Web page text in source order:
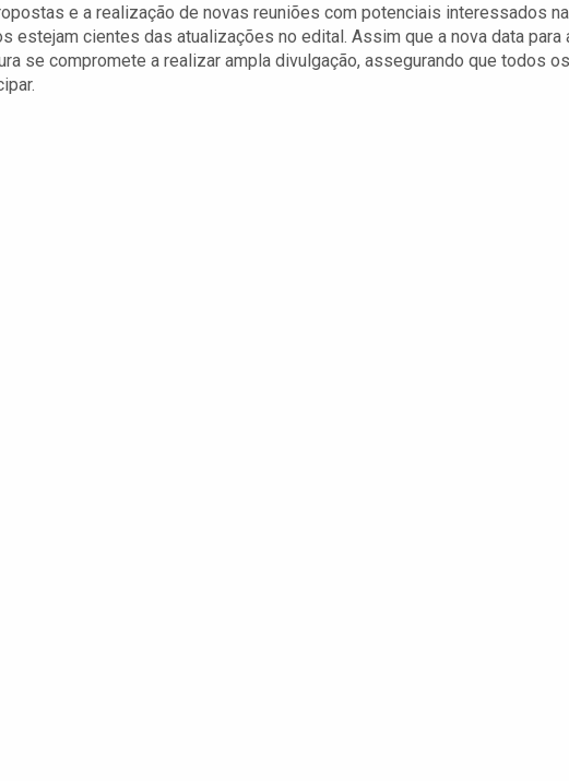
e a realização de novas reuniões com potenciais interessados na
estejam cientes das atualizações no edital. Assim que a nova data para
se compromete a realizar ampla divulgação, assegurando que todos os